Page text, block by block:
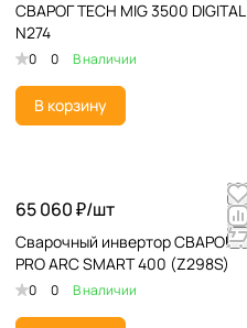
СВАРОГ TECH MIG 3500 DIGITAL
N274
0 0 В наличии
В корзину
65 060 ₽/шт
Сварочный инвертор СВАРОГ
PRO ARC SMART 400 (Z298S)
0 0 В наличии